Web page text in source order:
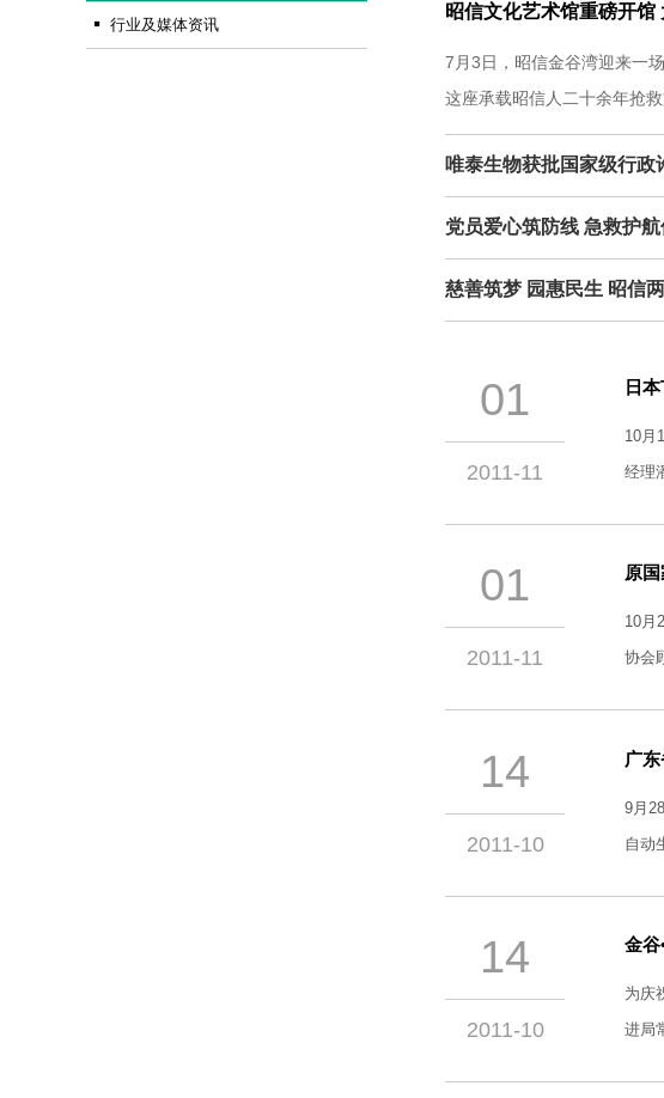
行业及媒体资讯
昭信文化艺术馆重磅开
7月3日，昭信金谷湾迎来一
这座承载昭信人二十余年抢
内核，也传承着中华优秀传
发展动能的璀璨呈现。
党员爱心筑防线 急救护
慈善筑梦 园惠民生 昭信
01
2011-11
日
10月
经理
01
2011-11
原
10月
协会
14
2011-10
广
9月
自动
14
2011-10
金谷
为庆
进局